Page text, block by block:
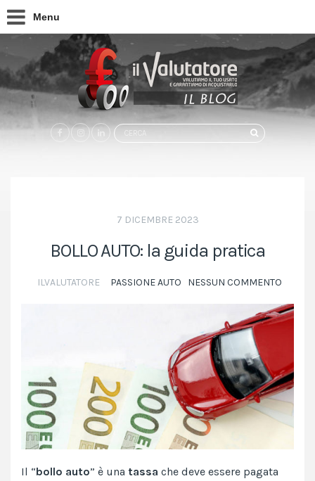
Menu
Search
CERCA
7 DICEMBRE 2023
BOLLO AUTO: la guida pratica
ILVALUTATORE PASSIONE AUTO NESSUN COMMENTO
Il “bollo auto” è una tassa che deve essere pagata